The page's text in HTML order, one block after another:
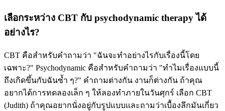
เลือกระหว่าง CBT กับ psychodynamic therapy ได้
อย่างไร?
CBT คือสำหรับคำถามว่า "ฉันจะทำอย่างไรกับเรื่องนี้โดย
เฉพาะ?" Psychodynamic คือสำหรับคำถามว่า "ทำไมเรื่องแบบนี้
ถึงเกิดขึ้นกับฉันซ้ำ ๆ?" คำถามต่างกัน งานก็ต่างกัน ถ้าคุณ
อยากได้การทดลองเล็ก ๆ ให้ลองทำภายในวันศุกร์ เลือก CBT
(Judith) ถ้าคุณอยากนั่งอยู่กับรูปแบบและถามว่าเบื้องลึกมันเกี่ยว